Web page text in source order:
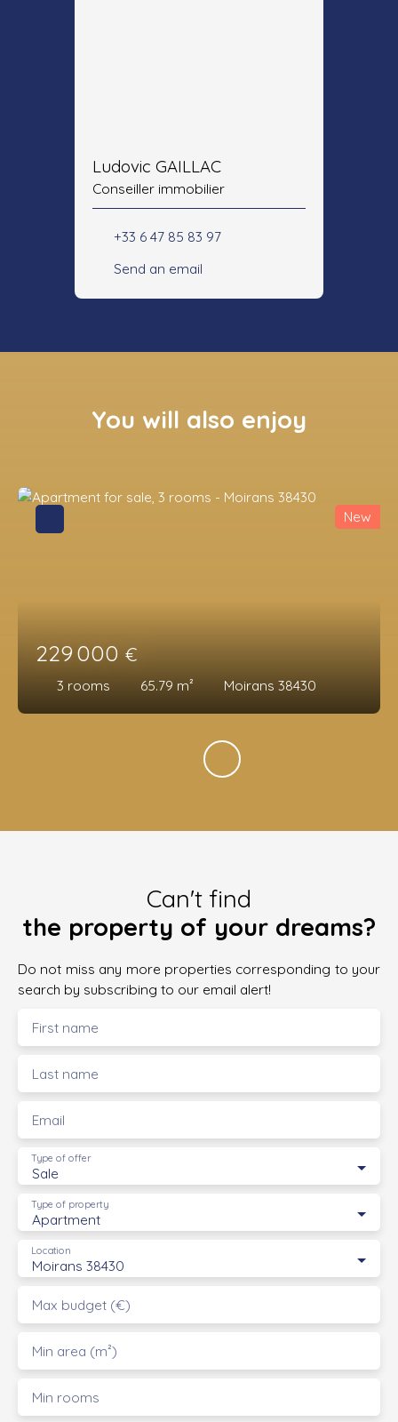
Ludovic GAILLAC
Conseiller immobilier
+33 6 47 85 83 97
Send an email
You will also enjoy
229 000 €
3 rooms 65.79 m² Moirans 38430
New
Can't find
the property of your dreams?
Do not miss any more properties corresponding to your
search by subscribing to our email alert!
First name
Last name
Email
Sale
Type of offer
Apartment
Type of property
Moirans 38430
Location
Max budget (€)
Min area (m²)
Min rooms